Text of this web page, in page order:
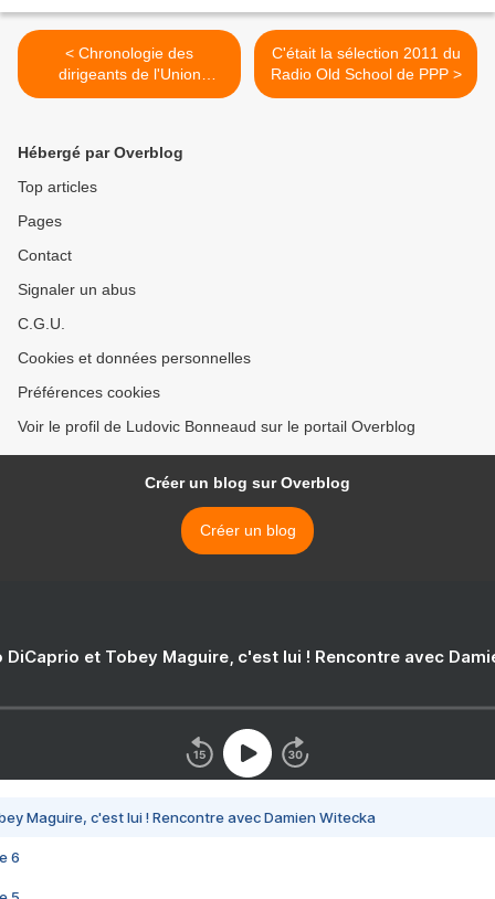
< Chronologie des
dirigeants de l'Union
Soviétique (1922-1991)
C'était la sélection 2011 du
Radio Old School de PPP >
Hébergé par Overblog
Top articles
Pages
Contact
Signaler un abus
C.G.U.
Cookies et données personnelles
Préférences cookies
Voir le profil de Ludovic Bonneaud sur le portail Overblog
Créer un blog sur Overblog
Créer un blog
DiCaprio et Tobey Maguire, c'est lui ! Rencontre avec
Maguire, c'est lui ! Rencontre avec Damien Witecka
6